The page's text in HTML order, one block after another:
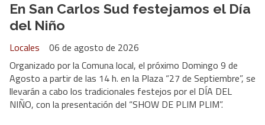
En San Carlos Sud festejamos el Día
del Niño
Locales
06 de agosto de 2026
Organizado por la Comuna local, el próximo Domingo 9 de
Agosto a partir de las 14 h. en la Plaza “27 de Septiembre”, se
llevarán a cabo los tradicionales festejos por el DÍA DEL
NIÑO, con la presentación del “SHOW DE PLIM PLIM”.